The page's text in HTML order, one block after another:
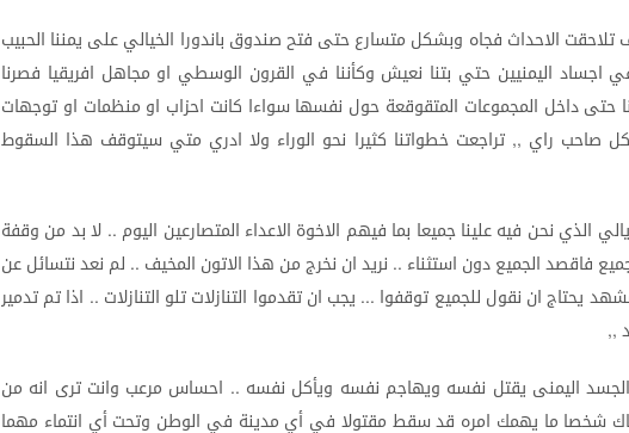
تلاحقت الاحداث فجاه وبشكل متسارعحتى فتحصندوق باندورا الخياليعلى يمننا الحبيب
اجساد اليمنيين حتي بتنا نعيش وكأننا في القرون الوسطي او مجاهل افريقيا فصرنا
حتى داخل المجموعات المتقوقعة حول نفسها سواءا كانت احزاب او منظمات او توجهات
صاحب راي ,,تراجعت خطواتنا كثيرا نحو الوراء ولا ادري متي سيتوقف هذا السقوط
الذي نحن فيهعليناجميعا بما فيهم الاخوة الاعداء المتصارعين اليوم .. لابد من وقفة
فاقصدالجميعدون استثناء .. نريدان نخرجمن هذا الاتون المخيف .. لم نعدنتسائلعن
يحتاجان نقول للجميع توقفوا ... يجب ان تقدموا التنازلاتتلو التنازلات .. اذاتمتدمير
,,
الجسد اليمنى يقتل نفسه ويهاجم نفسه ويأكل نفسه .. احساس مرعب وانت ترى انه من
شخصا ما يهمك امره قدسقط مقتولا في أي مدينة في الوطن وتحت أي انتماء مهما